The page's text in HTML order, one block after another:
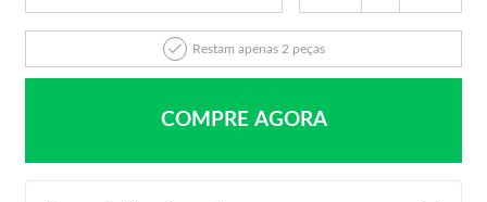
Restam apenas 2 peças
COMPRE AGORA